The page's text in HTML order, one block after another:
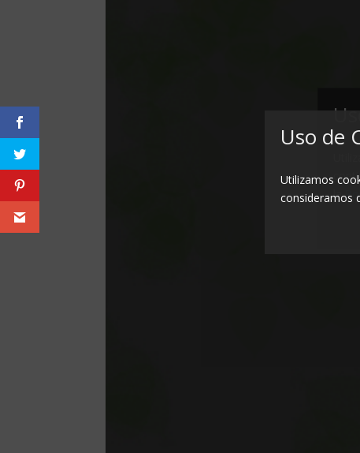
Uso de
Utilizamos
consideramos